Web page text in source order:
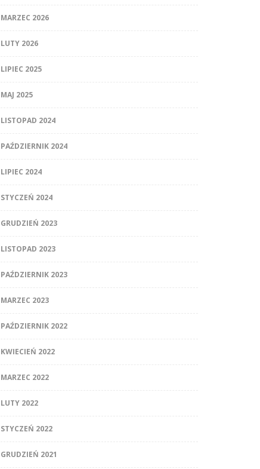
MARZEC 2026
LUTY 2026
LIPIEC 2025
MAJ 2025
LISTOPAD 2024
PAŹDZIERNIK 2024
LIPIEC 2024
STYCZEŃ 2024
GRUDZIEŃ 2023
LISTOPAD 2023
PAŹDZIERNIK 2023
MARZEC 2023
PAŹDZIERNIK 2022
KWIECIEŃ 2022
MARZEC 2022
LUTY 2022
STYCZEŃ 2022
GRUDZIEŃ 2021